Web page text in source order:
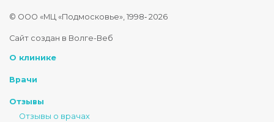
© ООО «МЦ «Подмосковье», 1998‑ 2026
Стоматология Подмосковье
+7 4852 74-45-45
Сайт создан в Волге-Веб
О клинике
Врачи
Отзывы
Отзывы о врачах